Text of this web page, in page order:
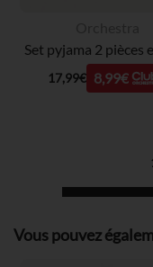
17,99€ 8,99€
Vous pouvez